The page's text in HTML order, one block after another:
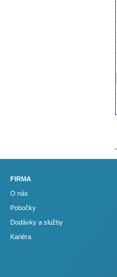
FIRMA
O nás
Pobočky
Dodávky a služby
Kariéra